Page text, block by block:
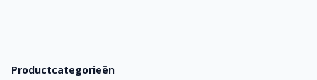
Productcategorieën